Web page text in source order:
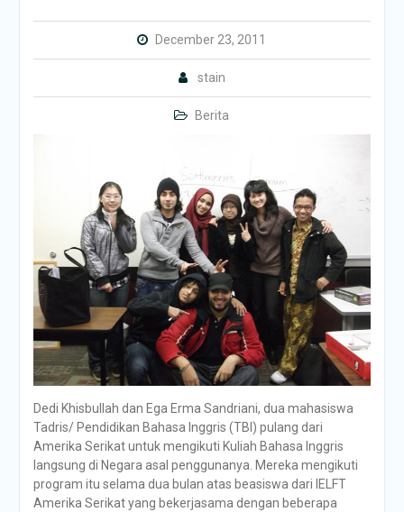
December 23, 2011
stain
Berita
Dedi Khisbullah dan Ega Erma Sandriani, dua mahasiswa
Tadris/ Pendidikan Bahasa Inggris (TBI) pulang dari
Amerika Serikat untuk mengikuti Kuliah Bahasa Inggris
langsung di Negara asal penggunanya. Mereka mengikuti
program itu selama dua bulan atas beasiswa dari IELFT
Amerika Serikat yang bekerjasama dengan beberapa